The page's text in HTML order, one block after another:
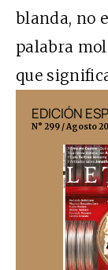
blanda, no
palabra
que
EDICIÓN
N° 299 / Agosto